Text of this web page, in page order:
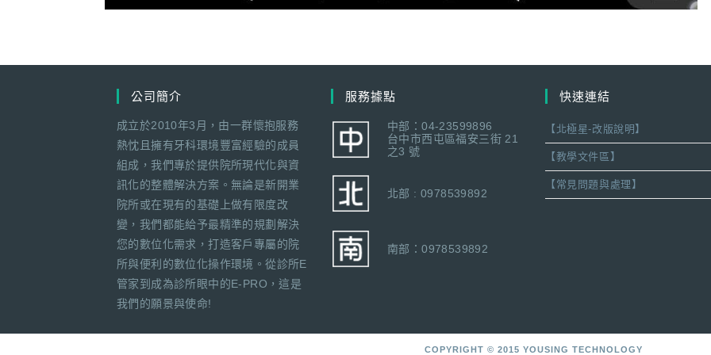
公司簡介
成立於2010年3月，由一群懷抱服務
熱忱且擁有牙科環境豐富經驗的成員
組成，我們專於提供院所現代化與資
訊化的整體解決方案。無論是新開業
院所或在現有的基礎上做有限度改
變，我們都能給予最精準的規劃解決
您的數位化需求，打造客戶專屬的院
所與便利的數位化操作環境。從診所E
管家到成為診所眼中的E-PRO，這是
我們的願景與使命!
服務據點
中部：04-23599896
台中市西屯區福安三街 21
之3 號
北部 : 0978539892
南部：0978539892
快速連結
【北極星-改版說明】
【教學文件區】
【常見問題與處理】
COPYRIGHT © 2015 YOUSING TECHNOLOGY